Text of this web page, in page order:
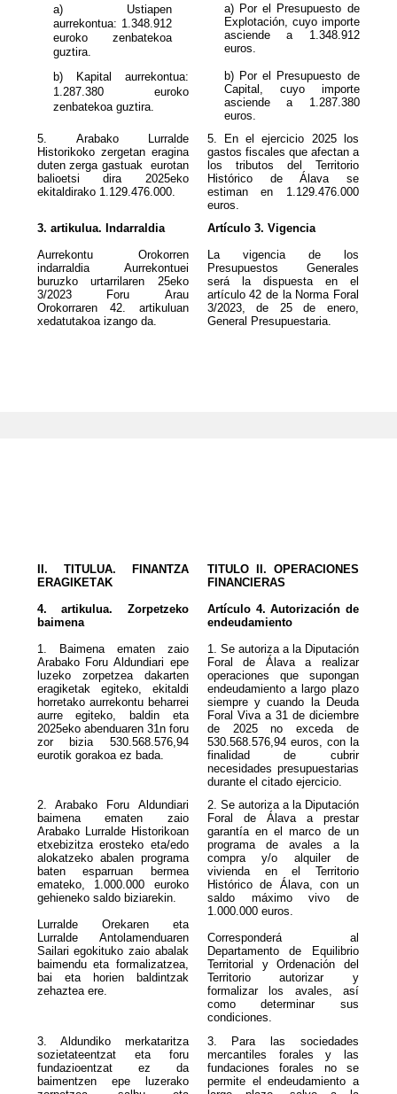
a) Ustiapen
aurrekontua: 1.348.912
euroko zenbatekoa
guztira.
a) Por el Presupuesto de
Explotación, cuyo importe
asciende a 1.348.912
euros.
1.287.380
euroko
zenbatekoa guztira.
b) Por el Presupuesto de
Capital, cuyo importe
asciende a
1.287.380
euros.
5. Arabako Lurralde
Historikoko zergetan eragina
duten zerga gastuak eurotan
balioetsi dira 2025eko
ekitaldirako 1.129.476.000.
5. En el ejercicio 2025 los
gastos fiscales que afectan a
los tributos del Territorio
Histórico de Álava se
estiman en 1.129.476.000
euros.
3. artikulua. Indarraldia
Aurrekontu Orokorren
indarraldia Aurrekontuei
buruzko urtarrilaren 25eko
3/2023 Foru Arau
Orokorraren 42. artikuluan
xedatutakoa izango da.
Artículo 3. Vigencia
La vigencia de los
Presupuestos Generales
será la dispuesta en el
artículo 42 de la Norma Foral
3/2023, de 25 de enero,
General Presupuestaria.
II. TITULUA. FINANTZA
ERAGIKETAK
4. artikulua. Zorpetzeko
baimena
1. Baimena ematen zaio
Arabako Foru Aldundiari epe
luzeko zorpetzea dakarten
eragiketak egiteko, ekitaldi
horretako aurrekontu beharrei
aurre egiteko, baldin eta
2025eko abenduaren 31n foru
zor bizia 530.568.576,94
eurotik gorakoa ez bada.
TITULO II. OPERACIONES
FINANCIERAS
Artículo 4. Autorización de
endeudamiento
1. Se autoriza a la Diputación
Foral de Álava a realizar
operaciones que supongan
endeudamiento a largo plazo
siempre y cuando la Deuda
Foral Viva a 31 de diciembre
de 2025 no exceda de
530.568.576,94 euros, con la
finalidad de cubrir
necesidades presupuestarias
durante el citado ejercicio.
2. Arabako Foru Aldundiari
baimena ematen zaio
Arabako Lurralde Historikoan
etxebizitza erosteko eta/edo
alokatzeko abalen programa
baten esparruan bermea
emateko, 1.000.000 euroko
gehieneko saldo biziarekin.
Lurralde Orekaren eta
Lurralde Antolamenduaren
Sailari egokituko zaio abalak
baimendu eta formalizatzea,
bai eta horien baldintzak
zehaztea ere.
2. Se autoriza a la Diputación
Foral de Álava a prestar
garantía en el marco de un
programa de avales a la
compra y/o alquiler de
vivienda en el Territorio
Histórico de Álava, con un
saldo máximo vivo de
1.000.000 euros.
Corresponderá al
Departamento de Equilibrio
Territorial y Ordenación del
Territorio autorizar y
formalizar los avales, así
como determinar sus
condiciones.
3. Aldundiko merkataritza
sozietateentzat eta foru
fundazioentzat ez da
baimentzen epe luzerako
3. Para las sociedades
mercantiles forales y las
fundaciones forales no se
permite el endeudamiento a